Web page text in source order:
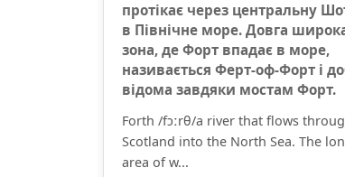
протікає через центральну
в Північне море. Довга
зона, де Форт впадає в море,
називається Ферт-оф-Форт і
відома завдяки мостам Форт.
Forth /fɔːrθ/a river that flows
Scotland into the North Sea. The
area of w...